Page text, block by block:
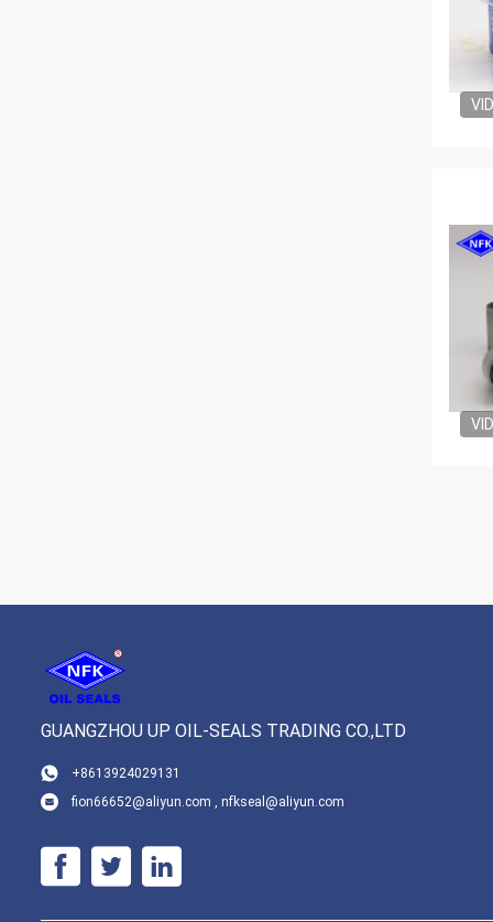
GUANGZHOU UP OIL-SEALS TRADING CO.,LTD
+8613924029131
fion66652@aliyun.com , nfkseal@aliyun.com